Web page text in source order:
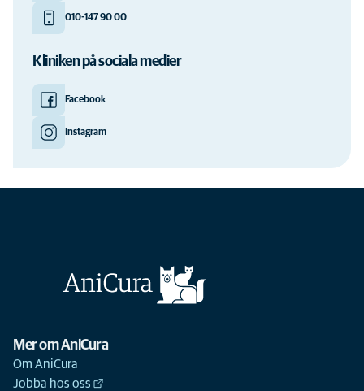
010-147 90 00
Kliniken på sociala medier
Facebook
Instagram
Mer om AniCura
Om AniCura
Jobba hos oss